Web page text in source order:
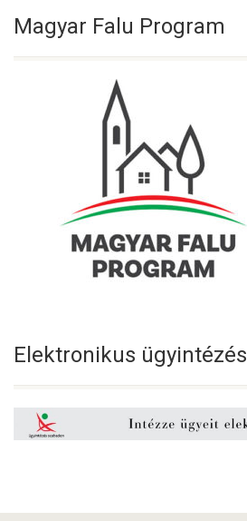
Magyar Falu Program
Elektronikus ügyintézés